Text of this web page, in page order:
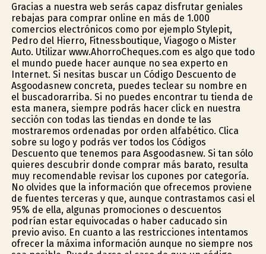
Gracias a nuestra web serás capaz disfrutar geniales
rebajas para comprar online en más de 1.000
comercios electrónicos como por ejemplo Stylepit,
Pedro del Hierro, Fitnessboutique, Viagogo o Mister
Auto. Utilizar www.AhorroCheques.com es algo que todo
el mundo puede hacer aunque no sea experto en
Internet. Si nesitas buscar un Código Descuento de
Asgoodasnew concreta, puedes teclear su nombre en
el buscadorarriba. Si no puedes encontrar tu tienda de
esta manera, siempre podrás hacer click en nuestra
sección con todas las tiendas en donde te las
mostraremos ordenadas por orden alfabético. Clica
sobre su logo y podrás ver todos los Códigos
Descuento que tenemos para Asgoodasnew. Si tan sólo
quieres descubrir donde comprar más barato, resulta
muy recomendable revisar los cupones por categoría.
No olvides que la información que ofrecemos proviene
de fuentes terceras y que, aunque contrastamos casi el
95% de ella, algunas promociones o descuentos
podrían estar equivocadas o haber caducado sin
previo aviso. En cuanto a las restricciones intentamos
ofrecer la máxima información aunque no siempre nos